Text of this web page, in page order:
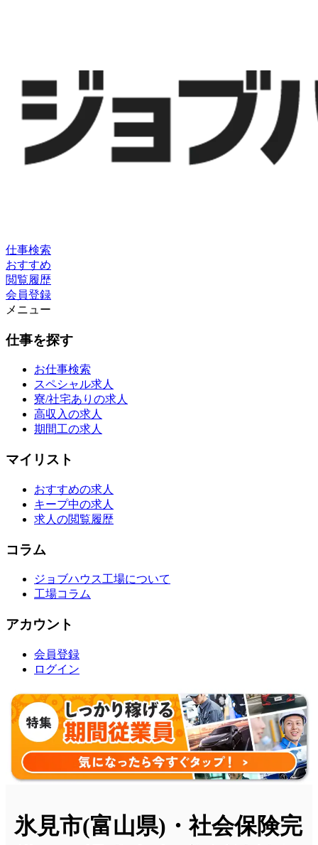
仕事検索
おすすめ
閲覧履歴
会員登録
メニュー
仕事を探す
お仕事検索
スペシャル求人
寮/社宅ありの求人
高収入の求人
期間工の求人
マイリスト
おすすめの求人
キープ中の求人
求人の閲覧履歴
コラム
ジョブハウス工場について
工場コラム
アカウント
会員登録
ログイン
氷見市(富山県)・社会保険完